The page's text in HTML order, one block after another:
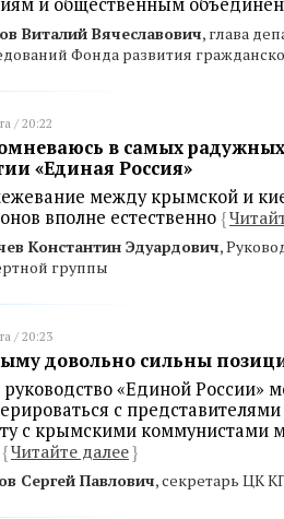
Виталий Вячеславович, глава
Фонда развития
/ 20:22
в самых
«Единая Россия»
между крымской и
вполне естественно {
Константин Эдуардович,
группы
/ 20:23
довольно сильны
руководство «Единой России»
с
с крымскими коммунистами
{Читайте далее}
Сергей Павлович, секретарь ЦК